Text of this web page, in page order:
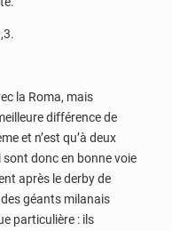
la Roma, mais
différence de
et n’est qu’à deux
donc en bonne voie
après le derby de
géants milanais
particulière : ils